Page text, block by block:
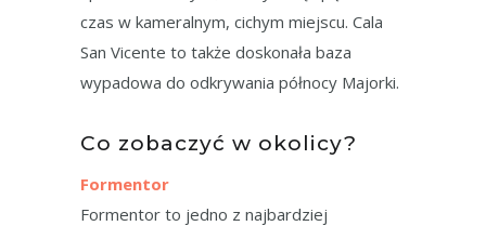
czas w kameralnym, cichym miejscu. Cala
San Vicente to także doskonała baza
wypadowa do odkrywania północy Majorki.
Co zobaczyć w okolicy?
Formentor
Formentor to jedno z najbardziej